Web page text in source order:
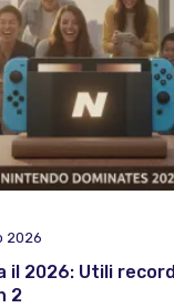
2026
il 2026: Utili
2